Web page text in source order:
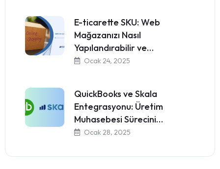
E-ticarette SKU: Web
Mağazanızı Nasıl
Yapılandırabilir ve…
Ocak 24, 2025
QuickBooks ve Skala
Entegrasyonu: Üretim
Muhasebesi Sürecini…
Ocak 28, 2025